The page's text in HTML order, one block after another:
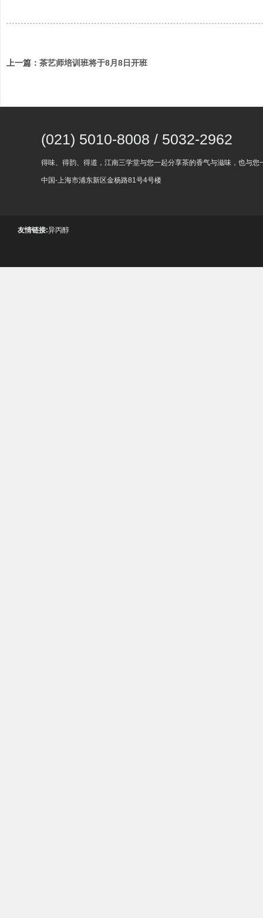
上一篇： 茶艺师培训班将于8月8日开班
(021) 5010-8008 / 5032-2962
得味、得韵、得道，江南三学堂与您一起分享茶的香气与滋味，也与
中国-上海市浦东新区金杨路81号4号楼
友情链接:异丙醇